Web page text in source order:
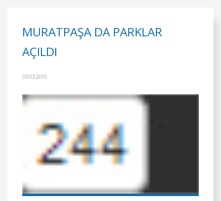
MURATPAŞA DA PARKLAR
AÇILDI
03.03.2015